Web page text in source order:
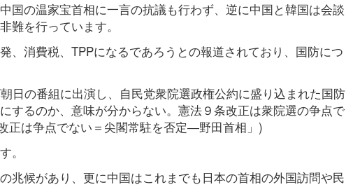
国の温家宝首相に一言の抗議も行わず、逆に中国と韓国は会談
難を行っています。
、消費税、TPPになるであろうとの報道されており、国防につ
日の番組に出演し、自民党衆院選政権公約に盛り込まれた国防
するのか、意味が分からない。憲法９条改正は衆院選の争点で
は争点でない＝尖閣常駐を否定―野田首相」)
。
兆候があり、更に中国はこれまでも日本の首相の外国訪問や民